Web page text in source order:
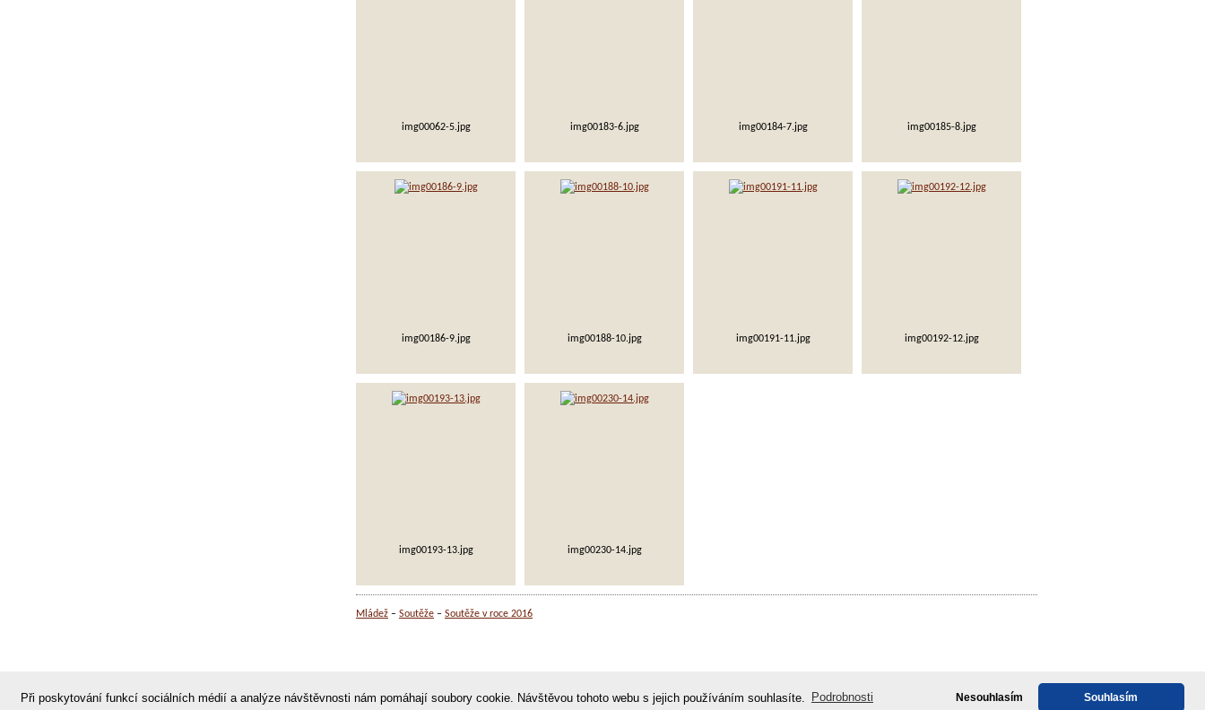
Při poskytování funkcí sociálních médií a analýze návštěvnosti nám pomáhají soubory cookie. Návštěvou tohoto webu s jejich používáním souhlasíte. Podrobnosti Nesouhlasím Souhlasím
img00062-5.jpg img00183-6.jpg img00184-7.jpg img00185-8.jpg
img00186-9.jpg img00188-10.jpg img00191-11.jpg img00192-12.jpg
img00193-13.jpg img00230-14.jpg
Mládež Soutěže Soutěže v roce 2016